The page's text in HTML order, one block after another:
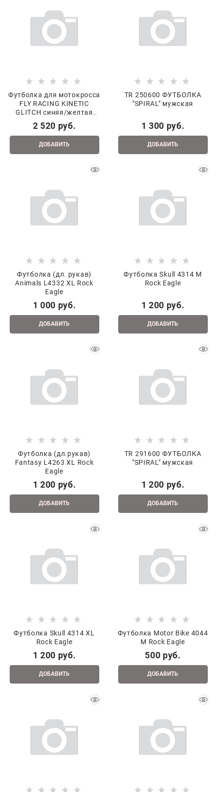
Футболка для мотокросса
FLY RACING KINETIC
GLITCH синяя/желтая
(2015) XL
2 520 руб.
ДОБАВИТЬ
TR 250600 ФУТБОЛКА
"SPIRAL" мужская
1 300 руб.
ДОБАВИТЬ
Футболка (дл. рукав)
Animals L4332 XL Rock
Eagle
1 000 руб.
ДОБАВИТЬ
Футболка Skull 4314 M
Rock Eagle
1 200 руб.
ДОБАВИТЬ
Футболка (дл.рукав)
Fantasy L4263 XL Rock
Eagle
1 200 руб.
ДОБАВИТЬ
TR 291600 ФУТБОЛКА
"SPIRAL" мужская
1 200 руб.
ДОБАВИТЬ
Футболка Skull 4314 XL
Rock Eagle
1 200 руб.
ДОБАВИТЬ
Футболка Motor Bike 4044
M Rock Eagle
500 руб.
ДОБАВИТЬ